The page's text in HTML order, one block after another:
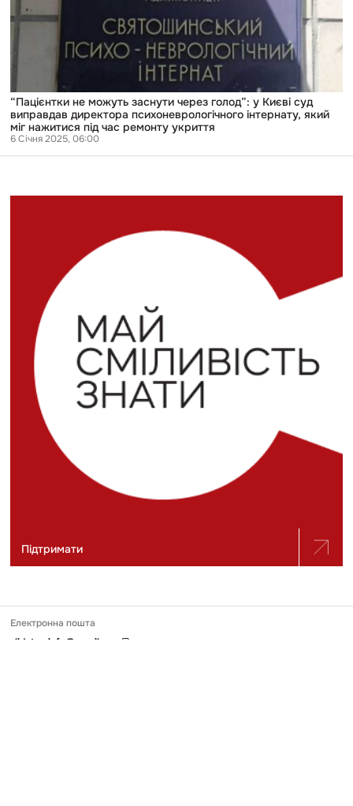
Києві
директора
психоневрологічного
інтернату,
який
міг
нажитися
під
ремонту
“Пацієнтки не можуть заснути через голод”: у Києві суд
виправдав директора психоневрологічного інтернату, який
міг нажитися під час ремонту укриття
6 Січня 2025, 06:00
Підтримати
Електронна пошта
slidstvo.info@gmail.com